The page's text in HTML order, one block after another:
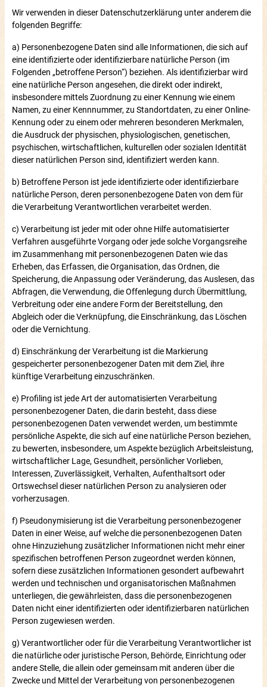
Wir verwenden in dieser Datenschutzerklärung unter anderem die
folgenden Begriffe:
a) Personenbezogene Daten sind alle Informationen, die sich auf
eine identifizierte oder identifizierbare natürliche Person (im
Folgenden „betroffene Person“) beziehen. Als identifizierbar wird
eine natürliche Person angesehen, die direkt oder indirekt,
insbesondere mittels Zuordnung zu einer Kennung wie einem
Namen, zu einer Kennnummer, zu Standortdaten, zu einer Online-
Kennung oder zu einem oder mehreren besonderen Merkmalen,
die Ausdruck der physischen, physiologischen, genetischen,
psychischen, wirtschaftlichen, kulturellen oder sozialen Identität
dieser natürlichen Person sind, identifiziert werden kann.
b) Betroffene Person ist jede identifizierte oder identifizierbare
natürliche Person, deren personenbezogene Daten von dem für
die Verarbeitung Verantwortlichen verarbeitet werden.
c) Verarbeitung ist jeder mit oder ohne Hilfe automatisierter
Verfahren ausgeführte Vorgang oder jede solche Vorgangsreihe
im Zusammenhang mit personenbezogenen Daten wie das
Erheben, das Erfassen, die Organisation, das Ordnen, die
Speicherung, die Anpassung oder Veränderung, das Auslesen, das
Abfragen, die Verwendung, die Offenlegung durch Übermittlung,
Verbreitung oder eine andere Form der Bereitstellung, den
Abgleich oder die Verknüpfung, die Einschränkung, das Löschen
oder die Vernichtung.
d) Einschränkung der Verarbeitung ist die Markierung
gespeicherter personenbezogener Daten mit dem Ziel, ihre
künftige Verarbeitung einzuschränken.
e) Profiling ist jede Art der automatisierten Verarbeitung
personenbezogener Daten, die darin besteht, dass diese
personenbezogenen Daten verwendet werden, um bestimmte
persönliche Aspekte, die sich auf eine natürliche Person beziehen,
zu bewerten, insbesondere, um Aspekte bezüglich Arbeitsleistung,
wirtschaftlicher Lage, Gesundheit, persönlicher Vorlieben,
Interessen, Zuverlässigkeit, Verhalten, Aufenthaltsort oder
Ortswechsel dieser natürlichen Person zu analysieren oder
vorherzusagen.
f) Pseudonymisierung ist die Verarbeitung personenbezogener
Daten in einer Weise, auf welche die personenbezogenen Daten
ohne Hinzuziehung zusätzlicher Informationen nicht mehr einer
spezifischen betroffenen Person zugeordnet werden können,
sofern diese zusätzlichen Informationen gesondert aufbewahrt
werden und technischen und organisatorischen Maßnahmen
unterliegen, die gewährleisten, dass die personenbezogenen
Daten nicht einer identifizierten oder identifizierbaren natürlichen
Person zugewiesen werden.
g) Verantwortlicher oder für die Verarbeitung Verantwortlicher ist
die natürliche oder juristische Person, Behörde, Einrichtung oder
andere Stelle, die allein oder gemeinsam mit anderen über die
Zwecke und Mittel der Verarbeitung von personenbezogenen